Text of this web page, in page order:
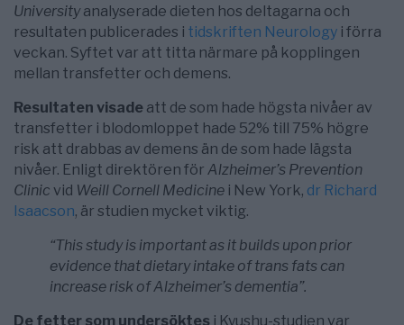
Universityanalyserade dieten hos deltagarna och
resultaten publicerades i tidskriften Neurology i förra
veckan. Syftet var att titta närmare på kopplingen
mellan transfetter och demens.
Resultaten visade att de som hade högsta nivåer av
transfetter i blodomloppet hade 52% till 75% högre
risk att drabbas av demens än de som hade lägsta
nivåer. Enligt direktören för Alzheimer’s Prevention
Clinic vid Weill Cornell Medicine i New York, dr Richard
Isaacson, är studien mycket viktig.
“This study is important as it builds upon prior
evidence that dietary intake of trans fats can
increase risk of Alzheimer’s dementia”.
De fetter som undersöktes i Kyushu-studien var